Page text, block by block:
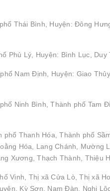
Thái Bình, Huyện: Đông
Phủ Lý, Huyện: Bình Lục, Duy
Nam Định, Huyện: Giao
Ninh Bình, Thành phố Tam
phố Thanh Hóa, Thành phố
Hóa, Lang Chánh, Mường
Xương, Thạch Thành, Thiệu
Vinh, Thị xã Cửa Lò, Thị xã
Kỳ Sơn, Nam Đàn, Nghi